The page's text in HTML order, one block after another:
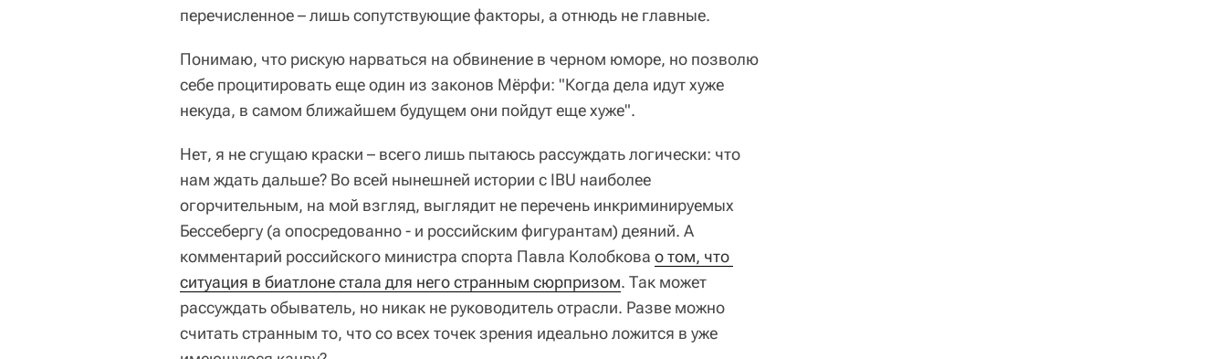
перечисленное – лишь сопутствующие факторы, а отнюдь не главные.
Понимаю, что рискую нарваться на обвинение в черном юморе, но позволю
себе процитировать еще один из законов Мёрфи: "Когда дела идут хуже
некуда, в самом ближайшем будущем они пойдут еще хуже".
Нет, я не сгущаю краски – всего лишь пытаюсь рассуждать логически: что
нам ждать дальше? Во всей нынешней истории с IBU наиболее
огорчительным, на мой взгляд, выглядит не перечень инкриминируемых
Бессебергу (а опосредованно - и российским фигурантам) деяний. А
комментарий российского министра спорта Павла Колобкова о том, что
ситуация в биатлоне стала для него странным сюрпризом. Так может
рассуждать обыватель, но никак не руководитель отрасли. Разве можно
считать странным то, что со всех точек зрения идеально ложится в уже